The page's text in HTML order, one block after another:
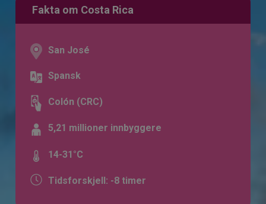
Fakta om Costa Rica
San José
Spansk
Colón (CRC)
5,21 millioner innbyggere
14-31°C
Tidsforskjell: -8 timer